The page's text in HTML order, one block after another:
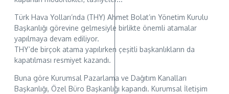
Türk Hava Yolları’nda (THY) Ahmet Bolat’ın Yönetim Kurulu
Başkanlığı görevine gelmesiyle birlikte önemli atamalar
yapılmaya devam ediliyor.
THY’de birçok atama yapılırken çeşitli başkanlıkların da
kapatılması resmiyet kazandı.
Buna göre Kurumsal Pazarlama ve Dağıtım Kanalları
Başkanlığı, Özel Büro Başkanlığı kapandı. Kurumsal İletişim